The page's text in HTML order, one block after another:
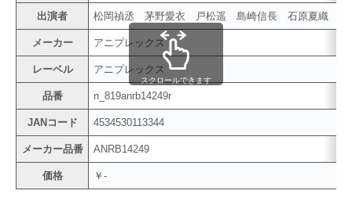
出演者 松岡禎丞 茅野愛衣 戸松遥 島崎信長 石原夏織
メーカー アニプレックス
レーベル アニプレックス
品番 n_819anrb14249r
JANコード 4534530113344
メーカー品番 ANRB14249
価格 ￥-
スクロールできます